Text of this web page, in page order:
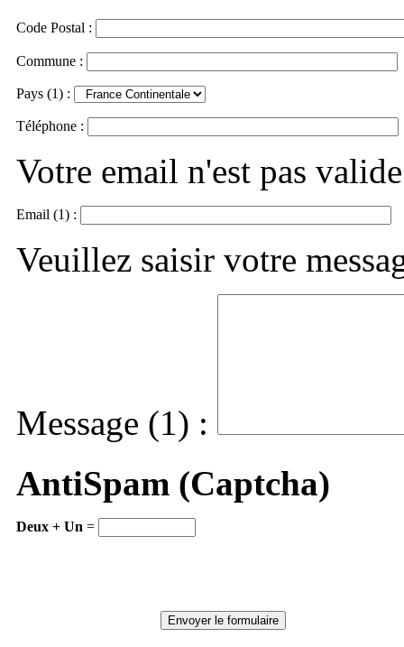
Code Postal :
Commune :
Pays (1) :
Téléphone :
Votre email n'est pas valide
Email (1) :
Veuillez saisir votre
Message (1) :
AntiSpam (Captcha)
Deux + Un =